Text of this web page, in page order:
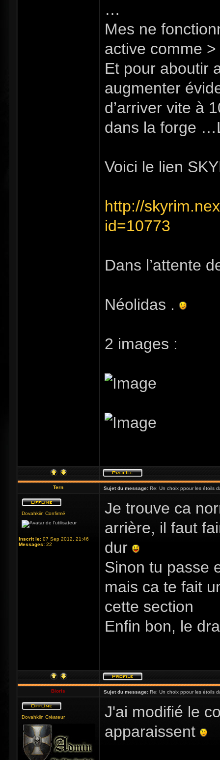
…
Mes ne
active comme
Et pour aboutir
augmenter
d’arriver vite à
dans la forge
Voici le lien
http://
id=10773
Dans l’attente
Néolidas .
2 images :
Tern Sujet du message: Re: Un choix ppour les étoils
Dovahkiin Confirmé
Inscrit le: 07 Sep 2012, 21:46
Messages: 22
Je trouve ca
arrière, il faut
dur
Sinon tu passe
mais ca te fait
cette section
Enfin bon, le
Bioris Sujet du message: Re: Un choix ppour les étoils
Dovahkiin Créateur
J'ai modifié le
apparaissent